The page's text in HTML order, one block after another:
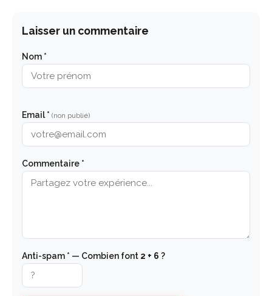
Laisser un commentaire
Nom *
Email * (non publié)
Commentaire *
Anti-spam * — Combien font 2 + 6 ?